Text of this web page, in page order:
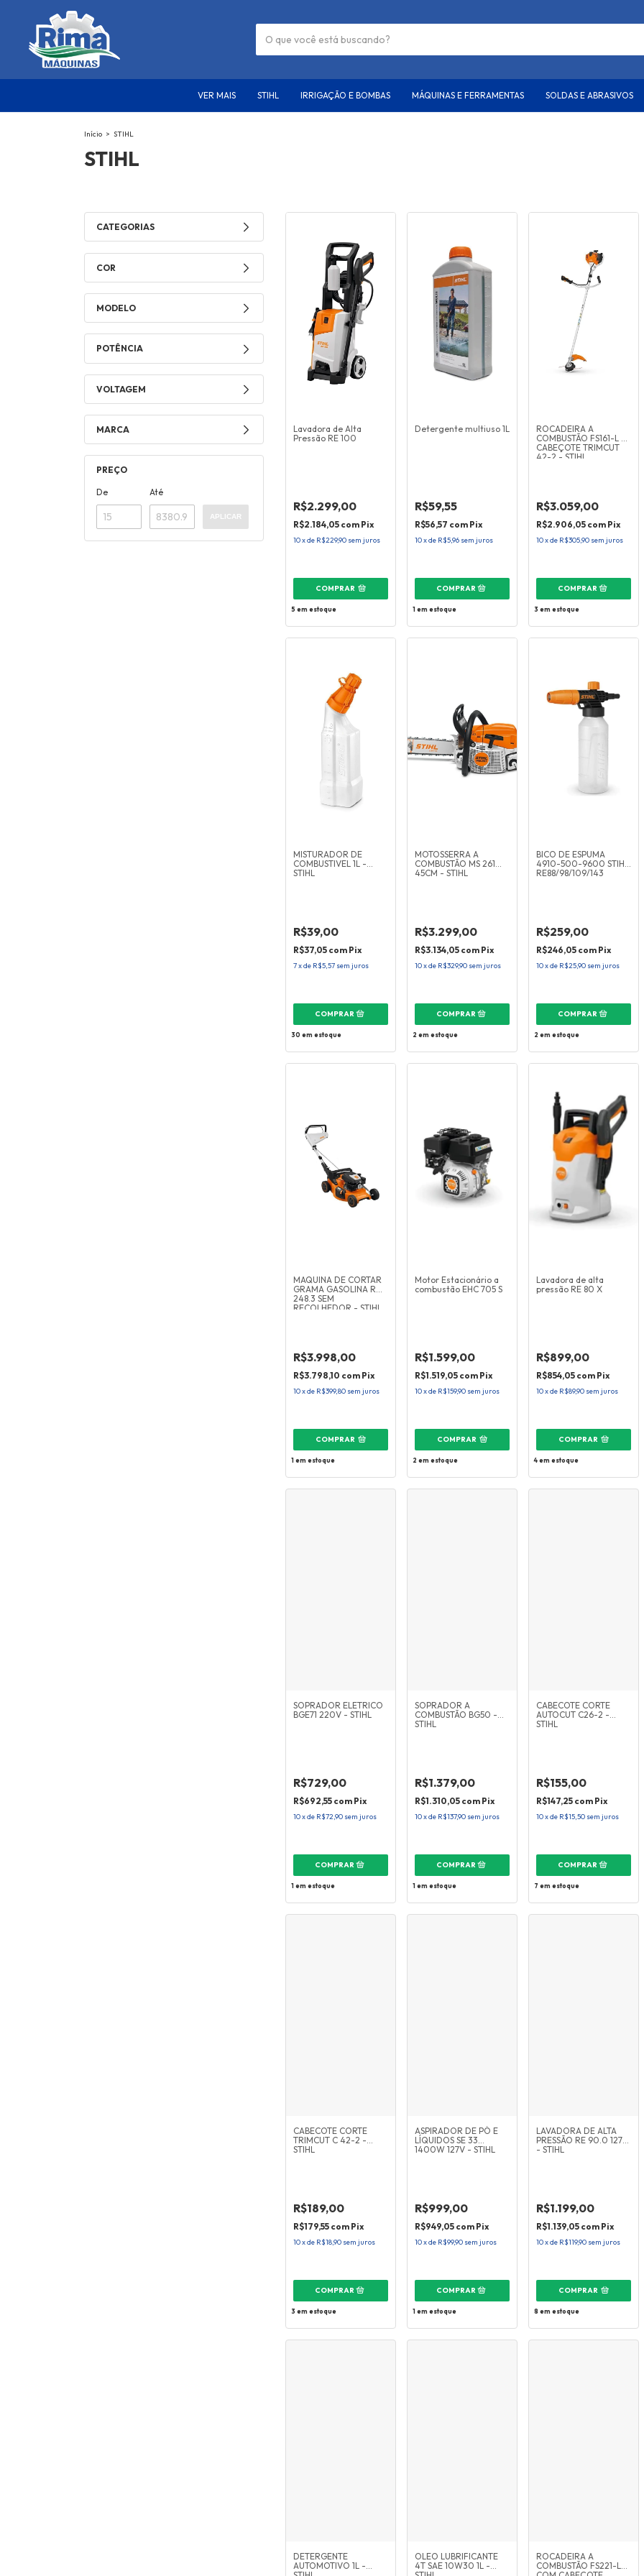
VER MAIS STIHL IRRIGAÇÃO E BOMBAS MÁQUINAS E FERRAMENTAS SOLDAS E ABRASIVOS
Início > STIHL
STIHL
CATEGORIAS
COR
MODELO
POTÊNCIA
VOLTAGEM
MARCA
PREÇO
De Até
APLICAR
Lavadora de Alta
Pressão RE 100
R$2.299,00
R$2.184,05 com Pix
10xde R$229,90 sem juros
COMPRAR
5 em estoque
Detergente multiuso 1L
R$59,55
R$56,57 com Pix
10xde R$5,96 sem juros
1em estoque
ROCADEIRA A
COMBUSTÃO FS161-L C/
CABEÇOTE TRIMCUT
42-2 - STIHL
R$3.059,00
R$2.906,05 com Pix
10xde R$305,90 sem juros
3 em estoque
MISTURADOR DE
COMBUSTIVEL 1L -
STIHL
R$39,00
R$37,05 com Pix
7xde R$5,57 sem juros
30 em estoque
MOTOSSERRA A
COMBUSTÃO MS 261
45CM - STIHL
R$3.299,00
R$3.134,05 com Pix
10xde R$329,90 sem juros
2 em estoque
BICO DE ESPUMA
4910-500-9600 STIHL
RE88/98/109/143
R$259,00
R$246,05 com Pix
10xde R$25,90 sem juros
2 em estoque
MAQUINA DE CORTAR
GRAMA GASOLINA RM
248.3 SEM
RECOLHEDOR - STIHL
R$3.998,00
R$3.798,10 com Pix
10xde R$399,80 sem juros
COMPRAR
1em estoque
Motor Estacionário a
combustão EHC 705 S
R$1.599,00
R$1.519,05 com Pix
10xde R$159,90 sem juros
COMPRAR
2 em estoque
Lavadora de alta
pressão RE 80 X
R$899,00
R$854,05 com Pix
10xde R$89,90 sem juros
COMPRAR
4em estoque
SOPRADOR ELETRICO
BGE71 220V - STIHL
R$729,00
R$692,55 com Pix
10xde R$72,90 sem juros
1em estoque
SOPRADOR A
COMBUSTÃO BG50 -
STIHL
R$1.379,00
R$1.310,05 com Pix
10xde R$137,90 sem juros
1em estoque
CABECOTE CORTE
AUTOCUT C26-2 -
STIHL
R$155,00
R$147,25 com Pix
10xde R$15,50 sem juros
7 em estoque
CABECOTE CORTE
TRIMCUT C 42-2 -
STIHL
R$189,00
R$179,55 com Pix
10xde R$18,90 sem juros
3 em estoque
ASPIRADOR DE PÓ E
LÍQUIDOS SE 33
1400W 127V - STIHL
R$999,00
R$949,05 com Pix
10xde R$99,90 sem juros
1em estoque
LAVADORA DE ALTA
PRESSÃO RE 90.0 127V
- STIHL
R$1.199,00
R$1.139,05 com Pix
10xde R$119,90 sem juros
COMPRAR
8em estoque
DETERGENTE
AUTOMOTIVO 1L -
OLEO LUBRIFICANTE
4T SAE 10W30 1L -
ROCADEIRA A
COMBUSTÃO FS221-L